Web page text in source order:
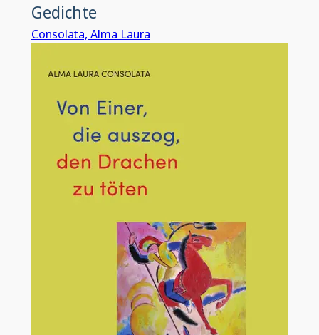
Gedichte
Consolata, Alma Laura